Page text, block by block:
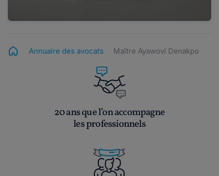
Annuaire des avocats Maître Ayawovi Denakpo
20 ans que l’on accompagne
les professionnels